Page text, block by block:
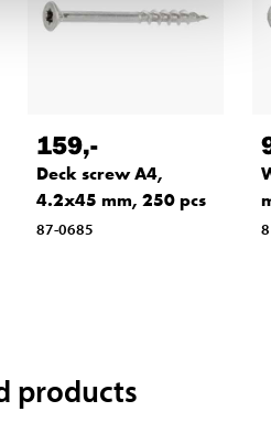
159,-
Deck screw A4,
4.2x45 mm, 250 pcs
87-0685
products